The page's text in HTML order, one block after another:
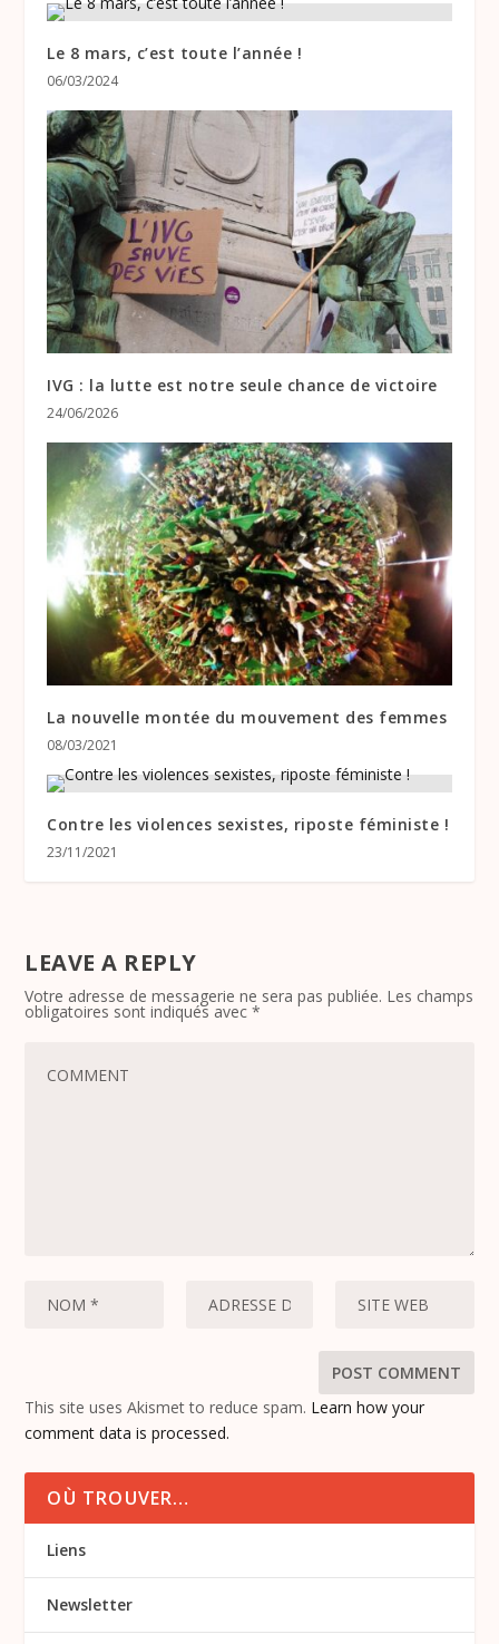
Le 8 mars, c’est toute l’année !
06/03/2024
IVG : la lutte est notre seule chance de victoire
24/06/2026
La nouvelle montée du mouvement des femmes
08/03/2021
Contre les violences sexistes, riposte féministe !
23/11/2021
LEAVE A REPLY
Votre adresse de messagerie ne sera pas publiée. Les champs
obligatoires sont indiqués avec*
This site uses Akismet to reduce spam. Learn how your
comment data is processed.
OÙ TROUVER…
Liens
Newsletter